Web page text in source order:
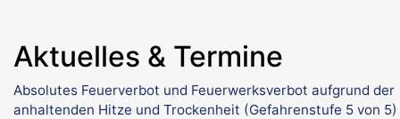
Aktuelles & Termine
Absolutes Feuerverbot und Feuerwerksverbot aufgrund der
anhaltenden Hitze und Trockenheit (Gefahrenstufe 5 von 5)